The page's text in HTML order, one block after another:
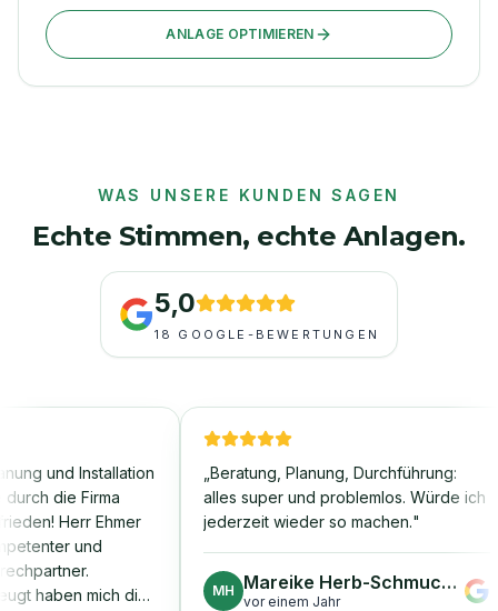
ANLAGE OPTIMIEREN
WAS UNSERE KUNDEN SAGEN
Echte Stimmen, echte Anlagen.
5,0
18 GOOGLE-BEWERTUNGEN
und Installation
die Firma
Herr Ehmer
und
mich die
Beratung, Planung, Durchführung:
alles super und problemlos. Würde ich
jederzeit wieder so machen."
MH Mareike Herb-Schmuchal
vor einem Jahr